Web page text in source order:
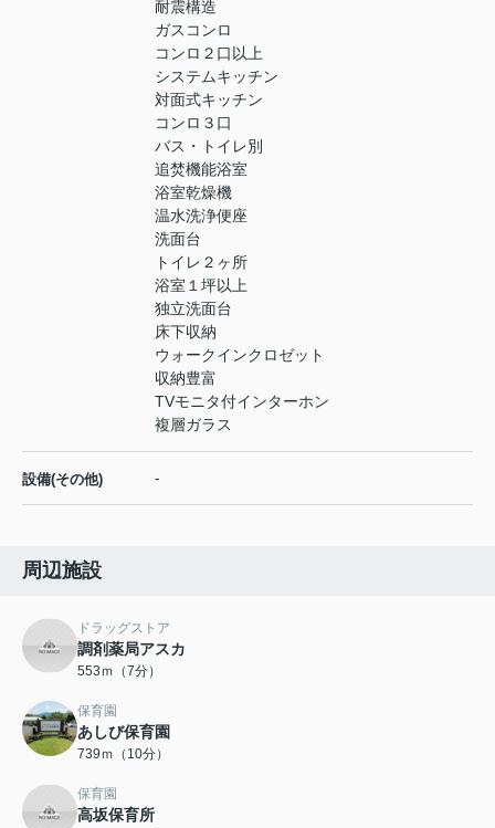
耐震構造
ガスコンロ
コンロ２口以上
システムキッチン
対面式キッチン
コンロ３口
バス・トイレ別
追焚機能浴室
浴室乾燥機
温水洗浄便座
洗面台
トイレ２ヶ所
浴室１坪以上
独立洗面台
床下収納
ウォークインクロゼット
収納豊富
TVモニタ付インターホン
複層ガラス
設備(その他) -
周辺施設
ドラッグストア
調剤薬局アスカ
553ｍ（7分）
保育園
あしび保育園
739ｍ（10分）
保育園
高坂保育所